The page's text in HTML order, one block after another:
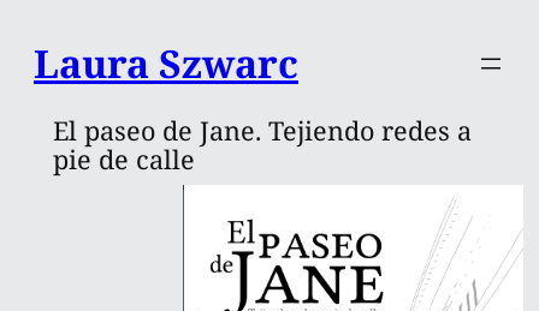
Laura Szwarc
El paseo de Jane. Tejiendo redes a
pie de calle